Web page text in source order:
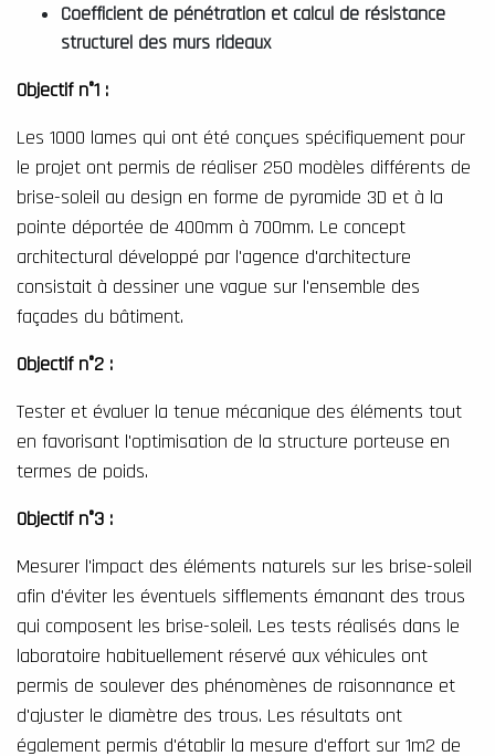
Coefficient de pénétration et calcul de résistance
structurel des murs rideaux
Objectif n°1 :
Les 1000 lames qui ont été conçues spécifiquement pour
le projet ont permis de réaliser 250 modèles différents de
brise-soleil au design en forme de pyramide 3D et à la
pointe déportée de 400mm à 700mm. Le concept
architectural développé par l'agence d'architecture
consistait à dessiner une vague sur l'ensemble des
façades du bâtiment.
Objectif n°2 :
Tester et évaluer la tenue mécanique des éléments tout
en favorisant l'optimisation de la structure porteuse en
termes de poids.
Objectif n°3 :
Mesurer l'impact des éléments naturels sur les brise-soleil
afin d'éviter les éventuels sifflements émanant des trous
qui composent les brise-soleil. Les tests réalisés dans le
laboratoire habituellement réservé aux véhicules ont
permis de soulever des phénomènes de raisonnance et
d'ajuster le diamètre des trous. Les résultats ont
également permis d'établir la mesure d'effort sur 1m2 de